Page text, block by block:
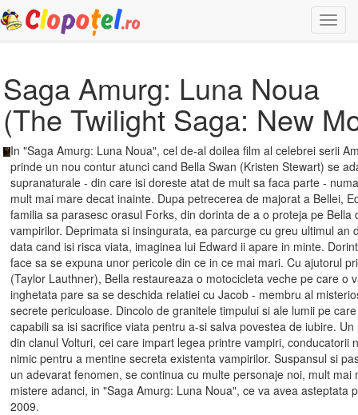
Saga Amurg: Luna Noua
(The Twilight Saga: New
In "Saga Amurg: Luna Noua", cel de-al doilea film al celebrei serii
prinde un nou contur atunci cand Bella Swan (Kristen Stewart) se
supranaturale - din care isi doreste atat de mult sa faca parte -
mult mai mare decat inainte. Dupa petrecerea de majorat a Bellei,
familia sa parasesc orasul Forks, din dorinta de a o proteja pe Bella
vampirilor. Deprimata si insingurata, ea parcurge cu greu ultimul an
data cand isi risca viata, imaginea lui Edward ii apare in minte.
face sa se expuna unor pericole din ce in ce mai mari. Cu ajutorul
(Taylor Lauthner), Bella restaureaza o motocicleta veche pe care o
inghetata pare sa se deschida relatiei cu Jacob - membru al
secrete periculoase. Dincolo de granitele timpului si ale lumii pe
capabili sa isi sacrifice viata pentru a-si salva povestea de iubire.
din clanul Volturi, cei care impart legea printre vampiri, conducatorii
nimic pentru a mentine secreta existenta vampirilor. Suspansul si
un adevarat fenomen, se continua cu multe personaje noi, mult
mistere adanci, in "Saga Amurg: Luna Noua", ce va avea asteptata
2009.